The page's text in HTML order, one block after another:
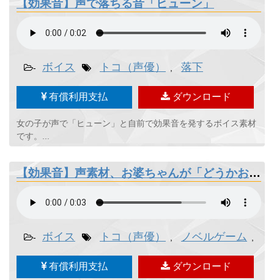
【効果音】声で落ちる音「ヒューン」
- ボイス トコ（声優） 落下
有償利用支払 ダウンロード
女の子が声で「ヒューン」と自前で効果音を発するボイス素材
です。...
【効果音】声素材、お婆ちゃんが「どうかお気をつけて」
- ボイス トコ（声優） ノベルゲーム
有償利用支払 ダウンロード